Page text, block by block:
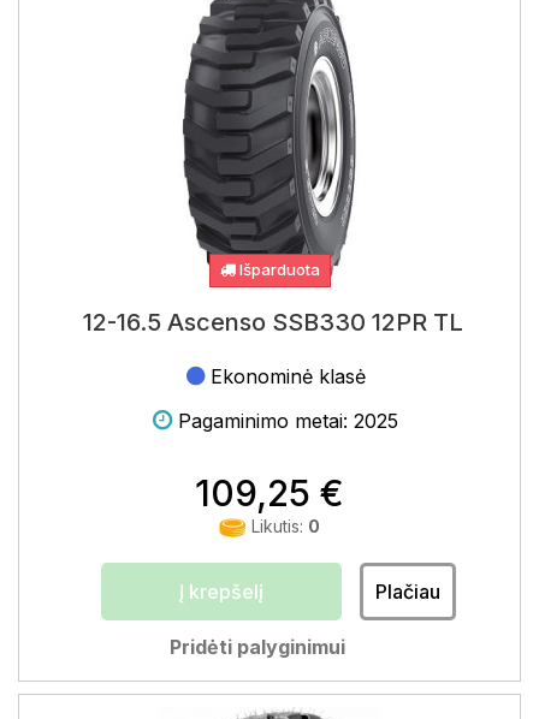
Išparduota
12-16.5 Ascenso SSB330 12PR TL
Ekonominė klasė
Pagaminimo metai: 2025
109,25 €
Likutis: 0
Į krepšelį Plačiau
Pridėti palyginimui